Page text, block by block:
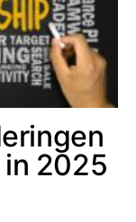
2025